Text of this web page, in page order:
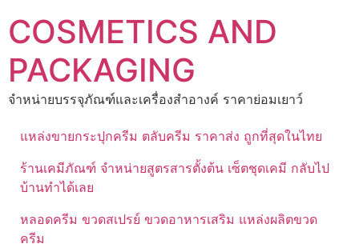
to
content
COSMETICS AND
PACKAGING
จำหน่ายบรรจุภัณฑ์และเครื่องสำอางค์ ราคาย่อมเยาว์
แหล่งขายกระปุกครีม ตลับครีม ราคาส่ง ถูกที่สุดในไทย
ร้านเคมีภัณฑ์ จำหน่ายสูตรสารตั้งต้น เซ็ตชุดเคมี กลับไป
บ้านทำได้เลย
หลอดครีม ขวดสเปรย์ ขวดอาหารเสริม แหล่งผลิตขวด
ครีม